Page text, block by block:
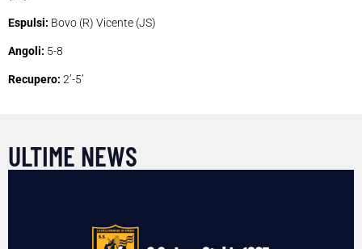
Espulsi: Bovo (R) Vicente (JS)
Angoli: 5-8
Recupero: 2’-5’
ULTIME NEWS